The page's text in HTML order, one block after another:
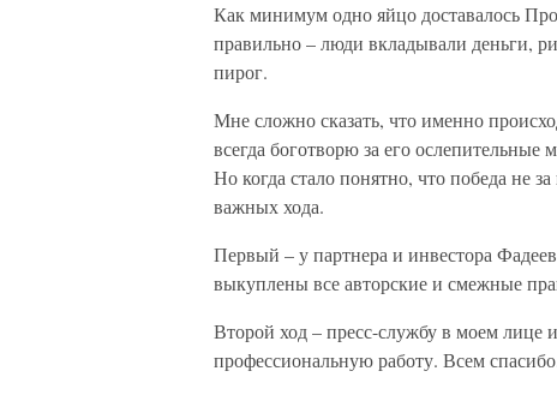
Как минимум одно яйцо доставалось
правильно – люди вкладывали деньги,
пирог.
Мне сложно сказать, что именно
всегда боготворю за его
Но когда стало понятно, что победа не
важных хода.
Первый – у партнера и инвестора
выкуплены все авторские и смежные
Второй ход – пресс-службу в моем лице
профессиональную работу. Всем